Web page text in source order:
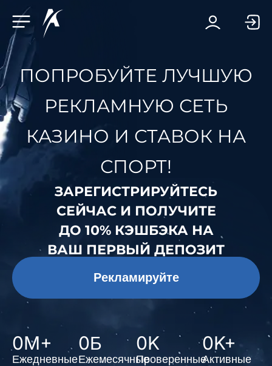
ПОПРОБУЙТЕ ЛУЧШУЮ
РЕКЛАМНУЮ СЕТЬ
КАЗИНО И СТАВОК НА
СПОРТ!
ЗАРЕГИСТРИРУЙТЕСЬ
СЕЙЧАС И ПОЛУЧИТЕ
ДО 10% КЭШБЭКА НА
ВАШ ПЕРВЫЙ ДЕПОЗИТ
Рекламируйте
Ежедневные
0M+
Ежемесячные
0Б
Проверенные
0K
Активные
0K+